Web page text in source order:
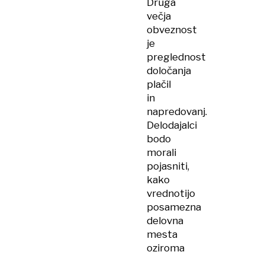
Druga
večja
obveznost
je
preglednost
določanja
plačil
in
napredovanj.
Delodajalci
bodo
morali
pojasniti,
kako
vrednotijo
posamezna
delovna
mesta
oziroma